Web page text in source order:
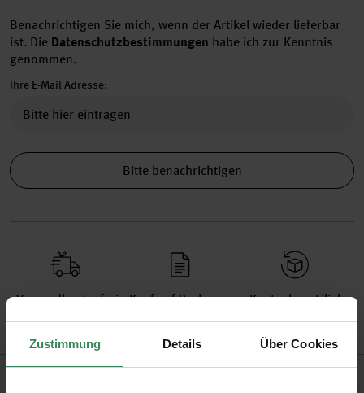
Zustimmung Details Über Cookies
Benachrichtigen Sie mich, wenn der Artikel wieder lieferbar
ist. Die Datenschutzbestimmungen habe ich zur Kenntnis
genommen.
Ihre E-Mail Adresse:
Bitte benachrichtigen
Versand­kosten­frei
Kauf auf Rechnung
Kosten­lose Filial­
Produktinformation